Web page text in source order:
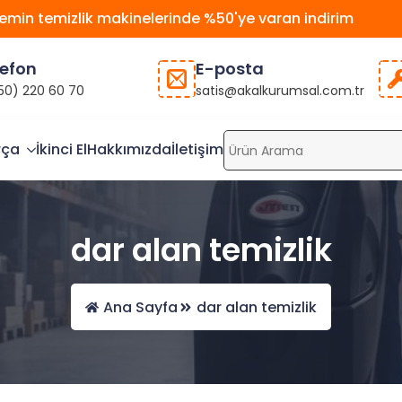
temizlik makinelerinde %50'ye varan indirim
220 60 70
E-posta
satis@akalkurumsal.com.tr
İkinci ElHakkımızdaİletişim
dar alan temizlik
Ana Sayfa dar alan temizlik